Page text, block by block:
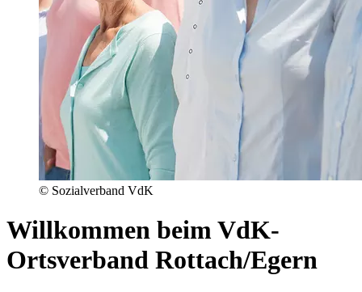
© Sozialverband VdK
Willkommen beim VdK-
Ortsverband Rottach/Egern